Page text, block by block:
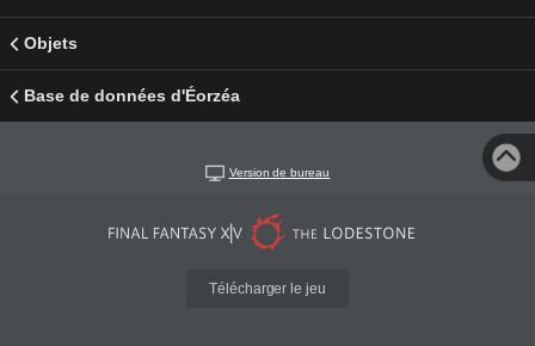
Objets
Base de données d'Éorzéa
Version de bureau
Télécharger le jeu